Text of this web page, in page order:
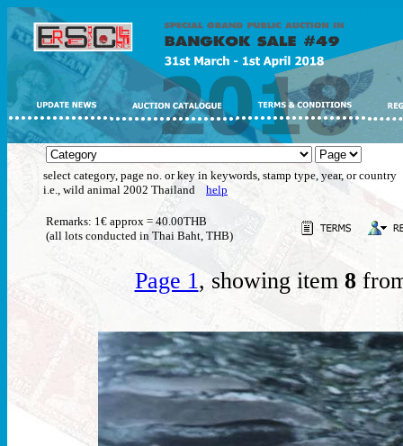
select category, page no. or key in keywords, stamp type, year, or country
i.e., wild animal 2002 Thailand help
Remarks: 1€ approx = 40.00THB
(all lots conducted in Thai Baht, THB)
Page 1, showing item 8